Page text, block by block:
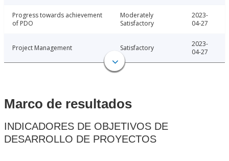
Progress towards achievement
of PDO
Moderately
Satisfactory
2023-
04-27
Project Management Satisfactory
2023-
04-27
Marco de resultados
INDICADORES DE OBJETIVOS DE
DESARROLLO DE PROYECTOS